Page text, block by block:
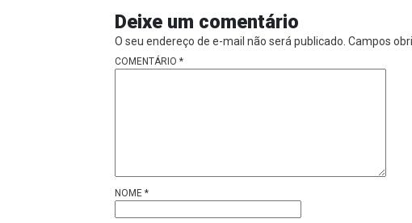
Deixe um comentário
O seu endereço de e-mail não será publicado. Campos
COMENTÁRIO *
NOME *